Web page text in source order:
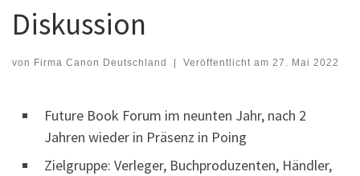
Diskussion
von Firma Canon Deutschland | Veröffentlicht am 27. Mai 2022
Future Book Forum im neunten Jahr, nach 2
Jahren wieder in Präsenz in Poing
Zielgruppe: Verleger, Buchproduzenten, Händler,